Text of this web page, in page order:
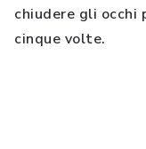
chiudere gli occhi
cinque volte.